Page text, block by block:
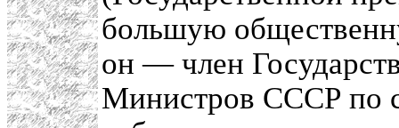
большую
он — член
Министров СССР по